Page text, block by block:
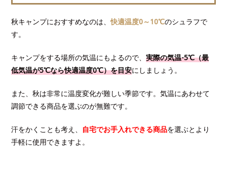
秋キャンプにおすすめなのは、快適温度0～10℃のシュラフで
す。
キャンプをする場所の気温にもよるので、実際の気温-5℃（最
低気温が5℃なら快適温度0℃）を目安にしましょう。
また、秋は非常に温度変化が難しい季節です。気温にあわせて
調節できる商品を選ぶのが無難です。
汗をかくことも考え、 自宅でお手入れできる商品を選ぶとより
手軽に使用できますよ。